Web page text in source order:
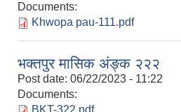
Documents:
Khwopa pau-111.pdf
भक्तपुर मासिक अंङ्क २२२
Post date: 06/22/2023 - 11:22
Documents: